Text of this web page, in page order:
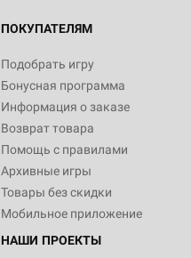
ПОКУПАТЕЛЯМ
Подобрать игру
Бонусная программа
Информация о заказе
Возврат товара
Помощь с правилами
Архивные игры
Товары без скидки
Мобильное приложение
НАШИ ПРОЕКТЫ